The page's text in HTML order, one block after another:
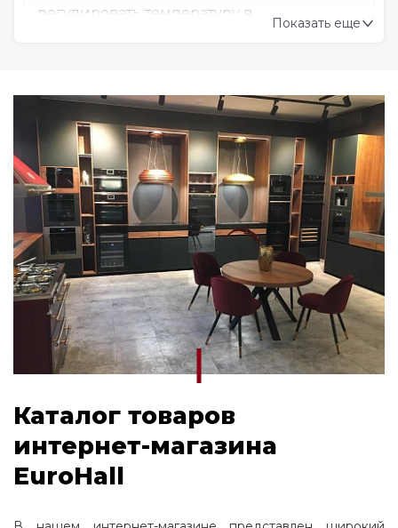
регулировать температуру в
серийный номер холодильника midea где
как установить температуру в
холодильнике midea
холодильник midea транспортировочные
болты
панель управления холодильника midea
холодильник midea не морозит
холодильник midea первое включение
как выставить температуру в
потребляемая мощность холодильника
midea
регулировка ножек в холодильнике midea
Показать еще
Каталог товаров
интернет-магазина
EuroHall